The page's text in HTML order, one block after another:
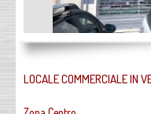
LOCALE COMMERCIALE IN